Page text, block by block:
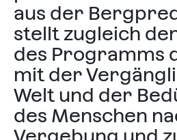
aus der
stellt zugleich
des Programms
mit der
Welt und der
des Menschen